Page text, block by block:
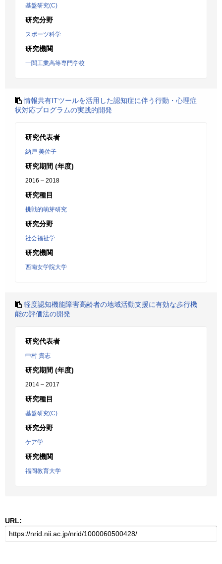
基盤研究(C)
研究分野
スポーツ科学
研究機関
一関工業高等専門学校
情報共有ITツールを活用した認知症に伴う行動・心理症
状対応プログラムの実践的開発
研究代表者
納戸 美佐子
研究期間 (年度)
2016 – 2018
研究種目
挑戦的萌芽研究
研究分野
社会福祉学
研究機関
西南女学院大学
軽度認知機能障害高齢者の地域活動支援に有効な歩行機
能の評価法の開発
研究代表者
中村 貴志
研究期間 (年度)
2014 – 2017
研究種目
基盤研究(C)
研究分野
ケア学
研究機関
福岡教育大学
URL: